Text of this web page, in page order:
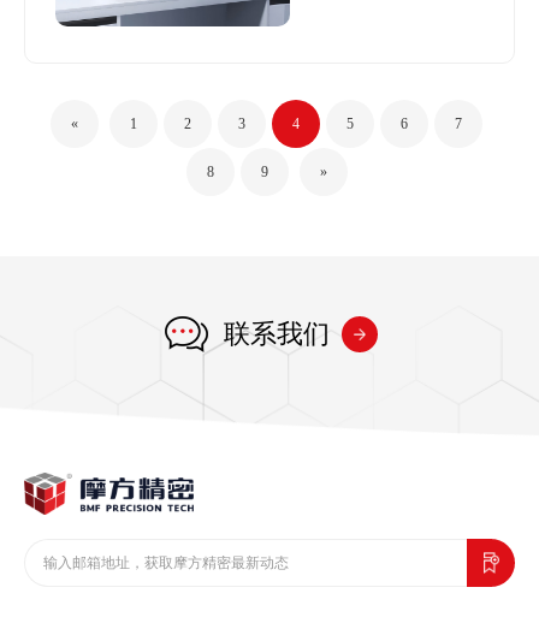
« 1 2 3 4 5 6 7
8 9 »
联系我们